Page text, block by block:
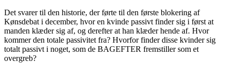
Det svarer til den historie, der førte til den første blokering af
Kønsdebat i december, hvor en kvinde passivt finder sig i først at
manden klæder sig af, og derefter at han klæder hende af. Hvor
kommer den totale passivitet fra? Hvorfor finder disse kvinder sig
totalt passivt i noget, som de BAGEFTER fremstiller som et
overgreb?